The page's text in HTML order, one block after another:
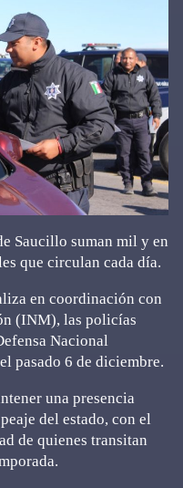
Saucillo suman mil y en
que circulan cada día.
en coordinación con
(INM), las policías
Nacional
pasado 6 de diciembre.
una presencia
del estado, con el
de quienes transitan